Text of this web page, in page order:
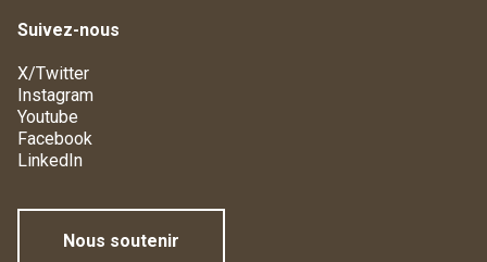
Suivez-nous
X/Twitter
Instagram
Youtube
Facebook
LinkedIn
Nous soutenir